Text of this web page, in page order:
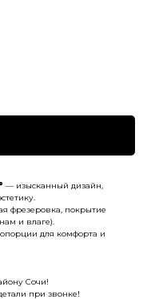
— изысканный дизайн,
фрезеровка, покрытие
и влаге).
для комфорта и
Сочи!
при звонке!